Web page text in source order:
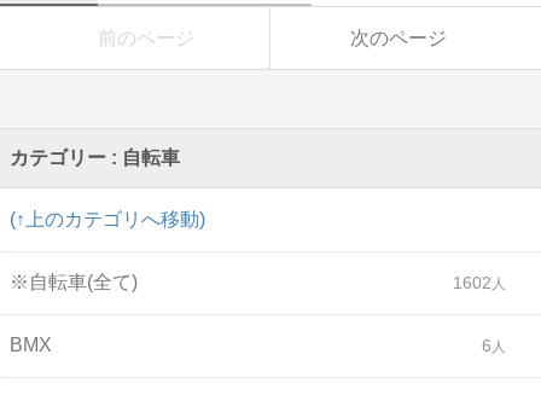
前のページ 次のページ
カテゴリー : 自転車
(↑上のカテゴリへ移動)
※自転車(全て) 1602
BMX 6